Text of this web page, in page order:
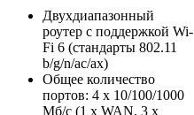
Двухдиапазонный
роутер с поддержкой Wi-
Fi 6 (стандарты 802.11
b/g/n/ac/ax)
Общее количество
портов: 4 х 10/100/1000
Мб/с (1 x WAN, 3 x